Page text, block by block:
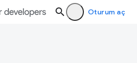
Oturum aç